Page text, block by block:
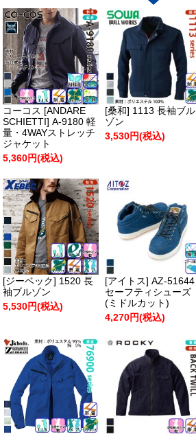
コーコス [ANDARE
SCHIETTI] A-9180 軽
量・4WAYストレッチ
ジャケット
5,360円(税込)
[桑和] 1113 長袖ブル
ゾン
3,530円(税込)
[ジーベック] 1520 長
袖ブルゾン
5,530円(税込)
[アイトス] AZ-51644
セーフティシューズ
(ミドルカット)
4,270円(税込)